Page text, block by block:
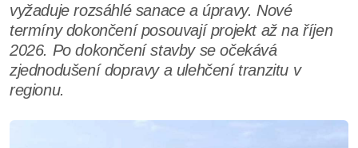
vyžaduje rozsáhlé sanace a úpravy. Nové
termíny dokončení posouvají projekt až na říjen
2026. Po dokončení stavby se očekává
zjednodušení dopravy a ulehčení tranzitu v
regionu.